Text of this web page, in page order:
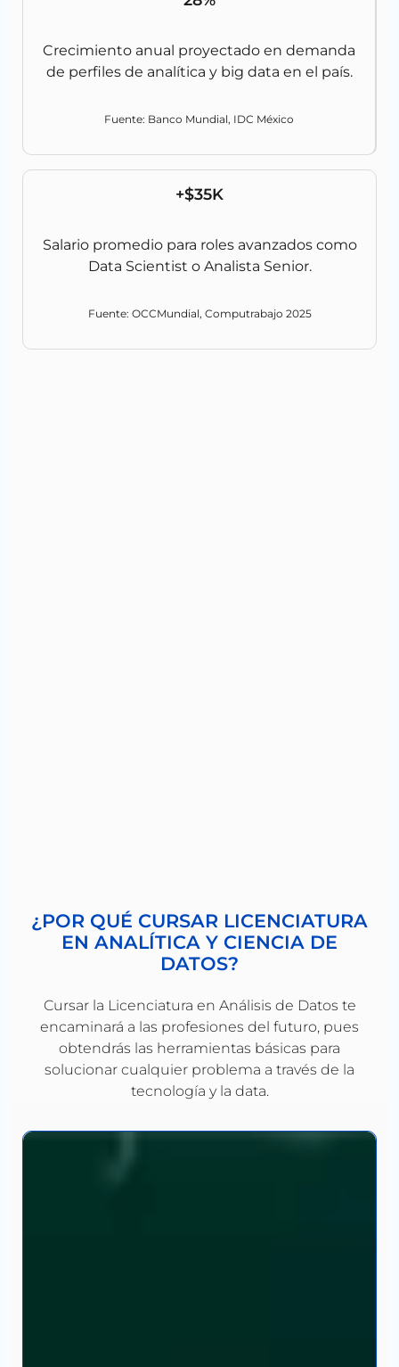
Crecimiento anual proyectado en demanda
de perfiles de analítica y big data en el país.
Fuente: Banco Mundial, IDC México
+$35K
Salario promedio para roles avanzados como
Data Scientist o Analista Senior.
Fuente: OCCMundial, Computrabajo 2025
¿POR QUÉ CURSAR LICENCIATURA
EN ANALÍTICA Y CIENCIA DE
DATOS?
Cursar la Licenciatura en Análisis de Datos te
encaminará a las profesiones del futuro, pues
obtendrás las herramientas básicas para
solucionar cualquier problema a través de la
tecnología y la data.